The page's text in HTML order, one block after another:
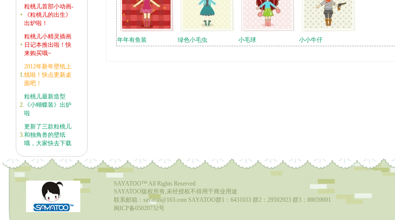
+
粒桃儿首部小动画-
《粒桃儿的出生》
出炉啦！
+
粒桃儿小精灵插画
日记本推出啦！快
来购买哦~
1.
2012年新年壁纸上
线啦！快点更新桌
面吧！
2.
粒桃儿最新造型
《小蝴蝶装》出炉
啦
3.
更新了三款粒桃儿
和独角兽的壁纸
哦，大家快去下载
年年有鱼装 绿色小毛虫 小毛球 小小牛仔
SAYATOO™ All Rights Reserved
SAYATOO版权所有,未经授权不得用于商业用途
联系邮箱：sayatoo@163.com SAYATOO群1：6431033 群2：29592923 群3：88659691
闽ICP备05020732号